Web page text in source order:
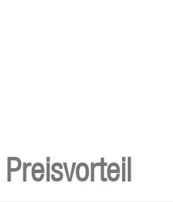
Preisvorteil